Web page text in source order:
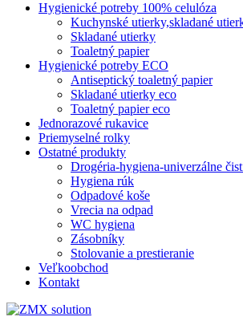
Hygienické potreby 100% celulóza
Kuchynské utierky,skladané
Skladané utierky
Toaletný papier
Hygienické potreby ECO
Antiseptický toaletný papier
Skladané utierky eco
Toaletný papier eco
Jednorazové rukavice
Priemyselné rolky
Ostatné produkty
Drogéria-hygiena-univerzálne
Hygiena rúk
Odpadové koše
Vrecia na odpad
WC hygiena
Zásobníky
Stolovanie a prestieranie
Veľkoobchod
Kontakt